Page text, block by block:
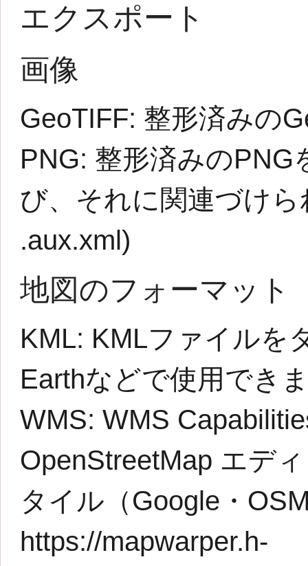
エクスポート
画像
GeoTIFF: 整形済みの
PNG: 整形済みのPNG
び、それに関連づけ
.aux.xml)
地図のフォーマット
KML: KMLファイルを
Earthなどで使用でき
WMS:WMS
OpenStreetMap エデ
タイル（Google・
https://mapwarper.h-